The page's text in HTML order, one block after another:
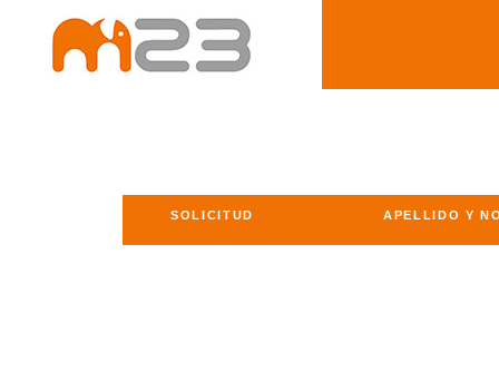
SOLICITUD APELLIDO Y